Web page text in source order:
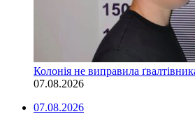
Колонія не виправила
07.08.2026
07.08.2026